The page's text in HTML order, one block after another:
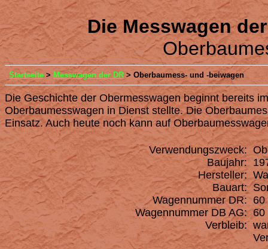
Die Messwagen
Startseite > Messwagen der DR > Oberbaumess- und -beiwagen
Die Geschichte der Obermesswagen beginnt bereits
Oberbaumesswagen in Dienst stellte. Die
Einsatz. Auch heute noch kann auf
Verwendungszweck:
Baujahr:
Hersteller:
Bauart:
Wagennummer DR: 60
Wagennummer DB AG:60
Verbleib: